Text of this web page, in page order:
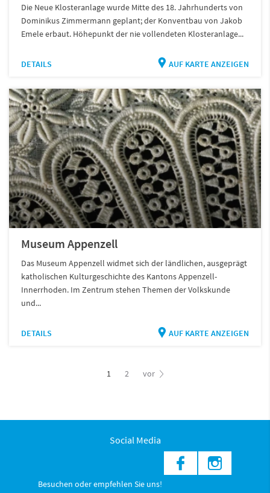
Die Neue Klosteranlage wurde Mitte des 18. Jahrhunderts von
Dominikus Zimmermann geplant; der Konventbau von Jakob
Emele erbaut. Höhepunkt der nie vollendeten Klosteranlage...
DETAILS AUF KARTE ANZEIGEN
Museum Appenzell
Das Museum Appenzell widmet sich der ländlichen, ausgeprägt
katholischen Kulturgeschichte des Kantons Appenzell-
Innerrhoden. Im Zentrum stehen Themen der Volkskunde
und...
DETAILS AUF KARTE ANZEIGEN
1 2 vor
Social Media
Besuchen oder empfehlen Sie uns!